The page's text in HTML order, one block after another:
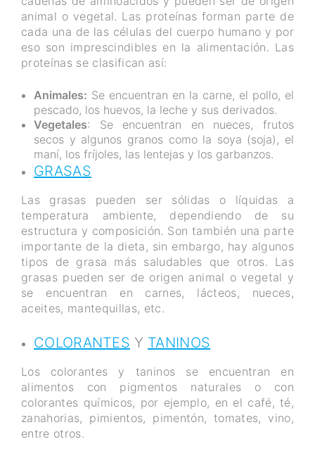
animal o vegetal. Las proteínas forman parte de
cada una de las células del cuerpo humano y por
eso son imprescindibles en la alimentación. Las
proteínas se clasifican así:
Animales: Se encuentran en la carne, el pollo, el
pescado, los huevos, la leche y sus derivados.
Vegetales: Se encuentran en nueces, frutos
secos y algunos granos como la soya (soja), el
maní, los fríjoles, las lentejas y los garbanzos.
GRASAS
Las grasas pueden ser sólidas o líquidas a
temperatura ambiente, dependiendo de su
estructura y composición. Son también una parte
importante de la dieta, sin embargo, hay algunos
tipos de grasa más saludables que otros. Las
grasas pueden ser de origen animal o vegetal y
se encuentran en carnes, lácteos, nueces,
aceites, mantequillas, etc.
COLORANTES Y TANINOS
Los colorantes y taninos se encuentran en
alimentos con pigmentos naturales o con
colorantes químicos, por ejemplo, en el café, té,
zanahorias, pimientos, pimentón, tomates, vino,
entre otros.